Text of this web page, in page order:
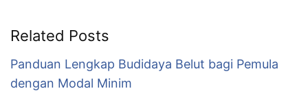
Related Posts
Panduan Lengkap Budidaya Belut bagi Pemula
dengan Modal Minim